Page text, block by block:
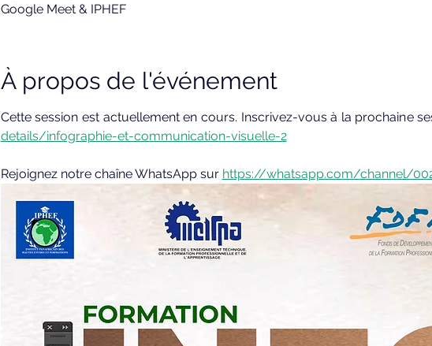
Google Meet & IPHEF
À propos de l'événement
Cette session est actuellement en cours. Inscrivez-vous à la prochaine
details/infographie-et-communication-visuelle-2
Rejoignez notre chaîne WhatsApp sur https://whatsapp.com/channel/